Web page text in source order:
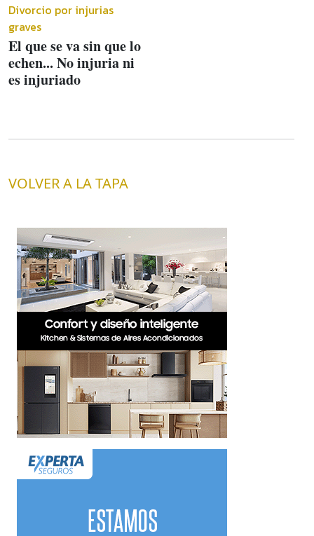
Divorcio por injurias
graves
El que se va sin que lo
echen... No injuria ni
es injuriado
VOLVER A LA TAPA